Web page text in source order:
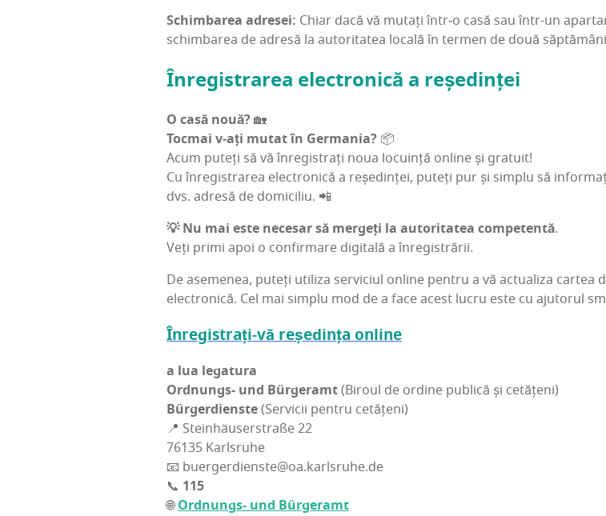
Schim­ba­rea adre­sei: Chiar dacă vă mutați într‑o casă sau într-un
schim­ba­rea de adre­să la auto­ri­ta­tea loca­lă în ter­men de două
Înre­gis­tra­rea elec­tro­ni­că a reședinței
O casă nouă?🏡
Toc­mai v‑ați mutat în Ger­ma­nia? 📦
Acum puteți să vă înre­gis­trați noua locu­in­ță onli­ne și gra­tu­it!
Cu înre­gis­tra­rea elec­tro­ni­că a reșe­din­ței, puteți pur și sim­plu să
dvs. adre­să de domiciliu. 📲
💡 Nu mai este nece­sar să mer­geți la auto­ri­ta­tea com­pe­ten­tă.
Veți pri­mi apoi o con­fir­ma­re digi­ta­lă a înregistrării.
De ase­me­nea, puteți uti­li­za ser­vi­ci­ul onli­ne pen­tru a vă actu­a­li­za
elec­tro­ni­că. Cel mai sim­plu mod de a face acest lucru este cu aju­to­rul
Înre­gis­trați-vă reșe­din­ța online
a lua lega­tu­ra
Ord­nun­gs- und Bür­ge­ramt(Biro­ul de ordi­ne publi­că și cetă­țeni)
Bür­ger­dien­ste(Ser­vi­cii pen­tru cetă­țeni)
📍 Ste­inhäu­ser­stra­ße 22
76135 Karl­sru­he
📧 buergerdienste@oa.karlsruhe.de
📞 115
🌐Ord­nun­gs- und Bür­ge­ramt